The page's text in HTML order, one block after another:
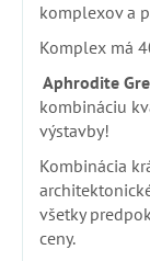
komplexov a
Komplex má
Aphrodite
kombináciu
výstavby!
Kombinácia
všetky
ceny.